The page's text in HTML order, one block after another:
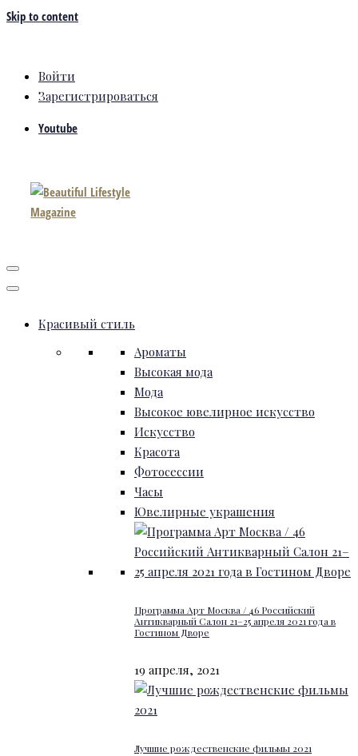
Skip to content
Войти
Зарегистрироваться
Youtube
Красивый стиль
Ароматы
Высокая мода
Мода
Высокое ювелирное искусство
Искусство
Красота
Фотосессии
Часы
Ювелирные украшения
Программа Арт Москва / 46 Российский
Антикварный Салон 21–25 апреля 2021 года в
Гостином Дворе
19 апреля, 2021
Лучшие рождественские фильмы 2021